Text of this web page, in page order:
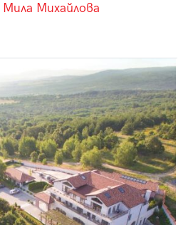
Мила Михайлова